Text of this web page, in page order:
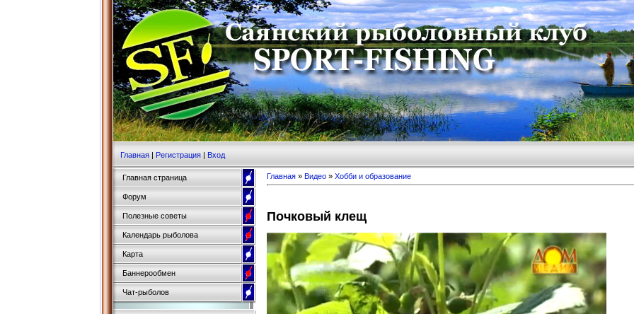
Главная | Регистрация | Вход
Главная страница
Форум
Полезные советы
Календарь рыболова
Карта
Баннерообмен
Чат-рыболов
Главная » Видео » Хобби и образование
Почковый клещ